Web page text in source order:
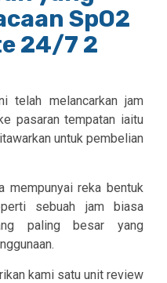
telah melancarkan jam
pasaran tempatan iaitu
untuk pembelian
mempunyai reka bentuk
sebuah jam biasa
paling besar yang
kami satu unit review